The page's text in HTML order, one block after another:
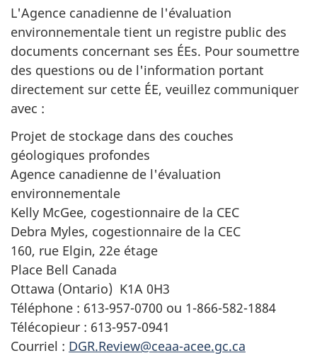
L'Agence canadienne de l'évaluation
environnementale tient un registre public des
documents concernant ses ÉEs. Pour soumettre
des questions ou de l'information portant
directement sur cette ÉE, veuillez communiquer
avec :
Projet de stockage dans des couches
géologiques profondes
Agence canadienne de l'évaluation
environnementale
Kelly McGee, cogestionnaire de la CEC
Debra Myles, cogestionnaire de la CEC
160, rue Elgin, 22e étage
Place Bell Canada
Ottawa (Ontario) K1A 0H3
Téléphone : 613-957-0700 ou 1-866-582-1884
Télécopieur : 613-957-0941
Courriel : DGR.Review@ceaa-acee.gc.ca